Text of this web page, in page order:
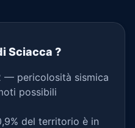
Sciacca ?
— pericolosità sismica
possibili
del territorio è in